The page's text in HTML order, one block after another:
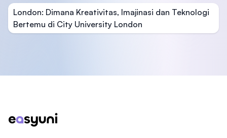
London: Dimana Kreativitas, Imajinasi dan Teknologi
Bertemu di City University London